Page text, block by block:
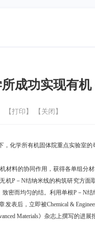
成功实现有
【打印】 【关闭】
化学所有机固体院重点实验室
材料的协同作用，获得各单组分
无机P－ N结纳米线的构筑研究方面
密而均匀的结。利用单根P－ N结
发表后，立即被Chemical &
Materials》杂志上撰写的进展